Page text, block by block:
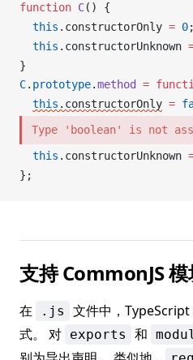
function C() {
  this
. constructorOnly = 0;
  this
. constructorUnknown
}
C. prototype.method =
this . constructorOnly =
Type 'boolean' is not
  this
. constructorUnknown
};
支持 CommonJS 模
在 .js
文件中，TypeScript
式。 对 exports 和